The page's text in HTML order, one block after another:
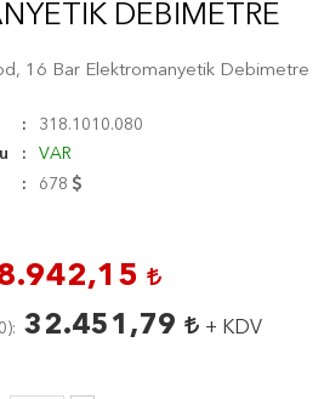
DEBIMETRE
16 Bar Elektromanyetik Debimetre
318.1010.080
VAR
678
) 32.451,79 + KDV